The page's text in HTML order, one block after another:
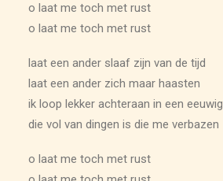
o laat me toch met rust
o laat me toch met rust
laat een ander slaaf zijn van de tijd
laat een ander zich maar haasten
ik loop lekker achteraan in een
die vol van dingen is die me verbazen
o laat me toch met rust